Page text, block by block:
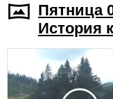
Пятница
История